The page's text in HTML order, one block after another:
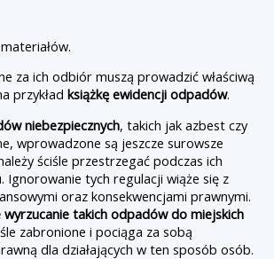
za ich odbiór muszą prowadzić właściwą
przykład książkę ewidencji odpadów.
niebezpiecznych, takich jak azbest czy
wprowadzone są jeszcze surowsze
ściśle przestrzegać podczas ich
Ignorowanie tych regulacji wiąże się z
oraz konsekwencjami prawnymi.
wyrzucanie takich odpadów do miejskich
zabronione i pociąga za sobą
dla działających w ten sposób osób.